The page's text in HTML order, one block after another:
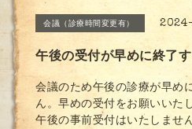
会議（診療時間変更有）
午後の受付が早めに終了
会議のため午後の診療が早め
ん。早めの受付をお願いいた
午後の事前受付はいたしませ